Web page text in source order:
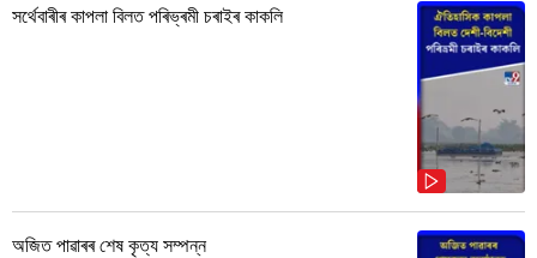
সৰ্থেবাৰীৰ কাপলা বিলত পৰিভ্ৰমী চৰাইৰ কাকলি
অজিত পাৱাৰৰ শেষ কৃত্য সম্পন্ন